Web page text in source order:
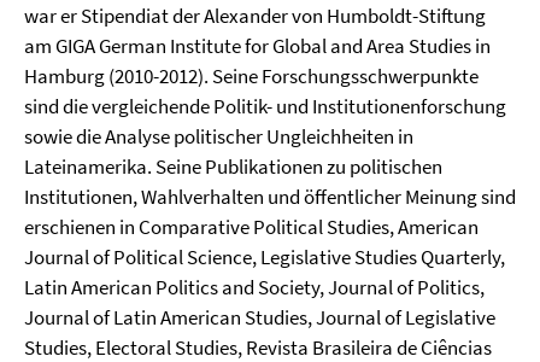
war er Stipendiat der Alexander von Humboldt-Stiftung
am GIGA German Institute for Global and Area Studies in
Hamburg (2010-2012). Seine Forschungsschwerpunkte
sind die vergleichende Politik- und Institutionenforschung
sowie die Analyse politischer Ungleichheiten in
Lateinamerika. Seine Publikationen zu politischen
Institutionen, Wahlverhalten und öffentlicher Meinung sind
erschienen in Comparative Political Studies, American
Journal of Political Science, Legislative Studies Quarterly,
Latin American Politics and Society, Journal of Politics,
Journal of Latin American Studies, Journal of Legislative
Studies, Electoral Studies, Revista Brasileira de Ciências